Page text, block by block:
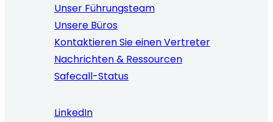
Unser Führungsteam
Unsere Büros
Kontaktieren Sie einen Vertreter
Nachrichten & Ressourcen
Safecall-Status
LinkedIn